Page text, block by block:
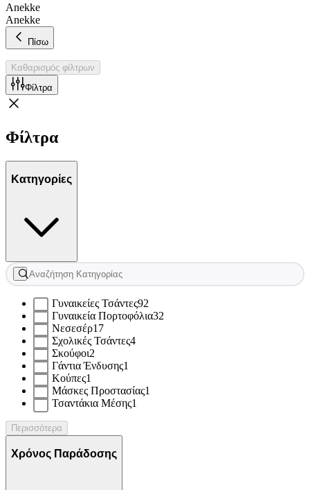
Anekke
Anekke
Πίσω
Καθαρισμός φίλτρων
Φίλτρα
Φίλτρα
Κατηγορίες
Γυναικείες Τσάντες92
Γυναικεία Πορτοφόλια32
Νεσεσέρ17
Σχολικές Τσάντες4
Σκούφοι2
Γάντια Ένδυσης1
Κούπες1
Μάσκες Προστασίας1
Τσαντάκια Μέσης1
Περισσότερα
Χρόνος Παράδοσης